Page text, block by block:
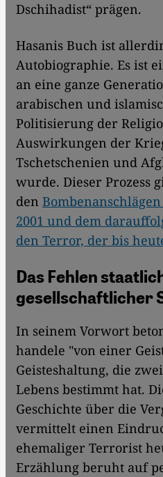
Dschihadist“ prägen.
Hasanis Buch ist
Autobiographie. Es ist
an eine ganze
arabischen und
Politisierung der
Auswirkungen der
Tschetschenien und
wurde. Dieser Prozess
den
2001 und dem
den Terror, der bis
Das Fehlen
gesellschaftlicher
In seinem Vorwort
handele "von einer
Geisteshaltung, die
Lebens bestimmt hat.
Geschichte über die
vermittelt einen
ehemaliger Terrorist
Erzählung beruht auf